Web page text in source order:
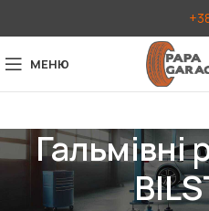
МЕНЮ
Гальмівні